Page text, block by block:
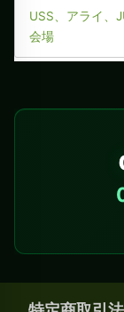
USS、アライ、
会場